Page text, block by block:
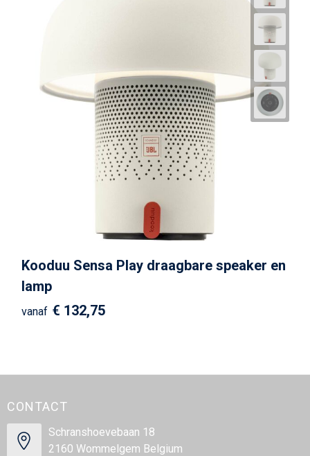
Kooduu Sensa Play draagbare speaker en
lamp
vanaf € 132,75
CONTACT
Schranshoevebaan 18
2160 Wommelgem Belgium